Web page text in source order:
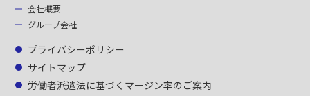
会社概要
グループ会社
プライバシーポリシー
サイトマップ
労働者派遣法に基づくマージン率のご案内